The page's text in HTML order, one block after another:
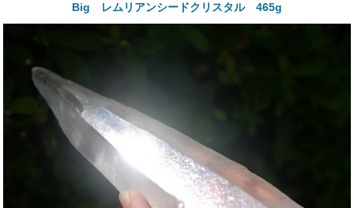
Big レムリアンシードクリスタル 465g